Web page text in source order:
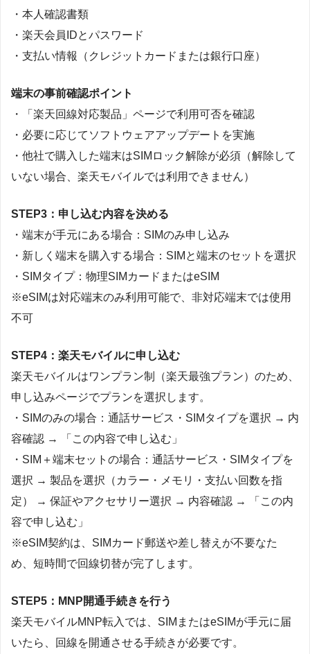
・本人確認書類
・楽天会員IDとパスワード
・支払い情報（クレジットカードまたは銀行口座）
端末の事前確認ポイント
・「楽天回線対応製品」ページで利用可否を確認
・必要に応じてソフトウェアアップデートを実施
・他社で購入した端末はSIMロック解除が必須（解除して
いない場合、楽天モバイルでは利用できません）
STEP3：申し込む内容を決める
・端末が手元にある場合：SIMのみ申し込み
・新しく端末を購入する場合：SIMと端末のセットを選択
・SIMタイプ：物理SIMカードまたはeSIM
※eSIMは対応端末のみ利用可能で、非対応端末では使用
不可
STEP4：楽天モバイルに申し込む
楽天モバイルはワンプラン制（楽天最強プラン）のため、
申し込みページでプランを選択します。
・SIMのみの場合：通話サービス・SIMタイプを選択 → 内
容確認 → 「この内容で申し込む」
・SIM＋端末セットの場合：通話サービス・SIMタイプを
選択 → 製品を選択（カラー・メモリ・支払い回数を指
定） → 保証やアクセサリー選択 → 内容確認 → 「この内
容で申し込む」
※eSIM契約は、SIMカード郵送や差し替えが不要なた
め、短時間で回線切替が完了します。
STEP5：MNP開通手続きを行う
楽天モバイルMNP転入では、SIMまたはeSIMが手元に届
いたら、回線を開通させる手続きが必要です。